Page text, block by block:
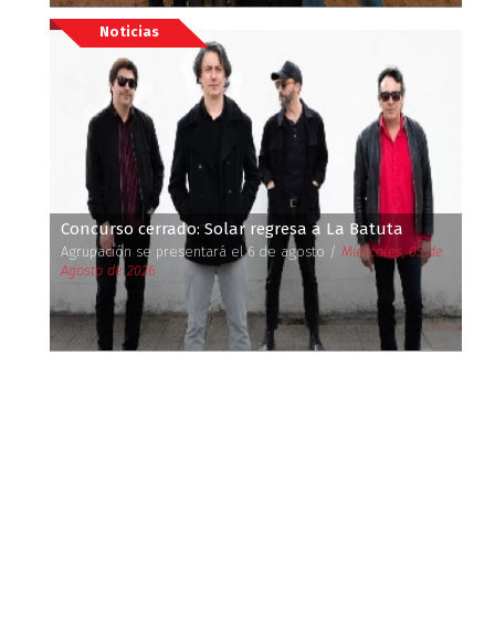
Noticias
Concurso cerrado: Solar regresa a La Batuta
Agrupación se presentará el 6 de agosto / Miércoles, 05 de
Agosto de 2026